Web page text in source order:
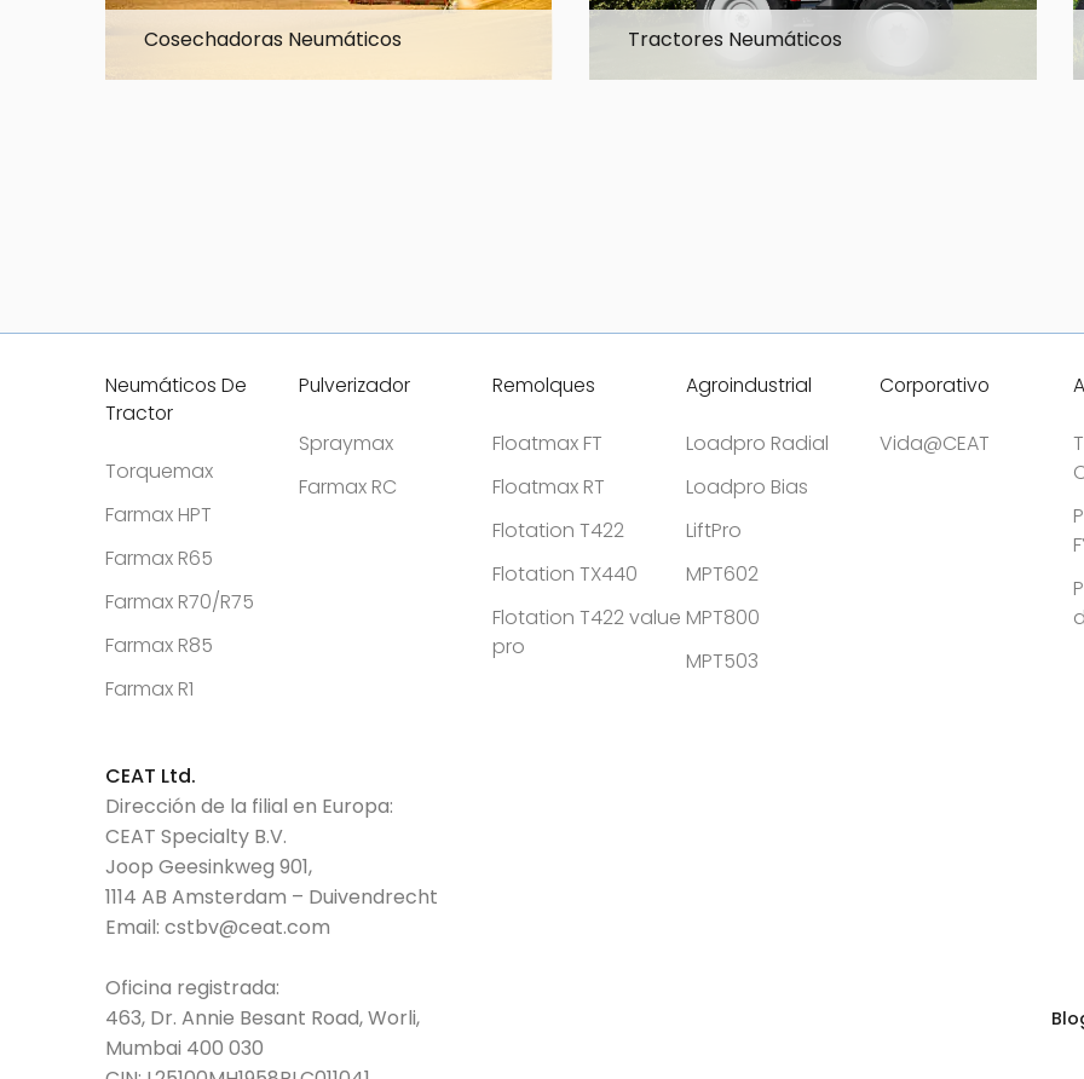
Cosechadoras Neumáticos Tractores Neumáticos
Neumáticos De
Tractor
Torquemax
Farmax HPT
Farmax R65
Farmax R70/R75
Farmax R85
Farmax R1
Pulverizador
Spraymax
Farmax RC
Remolques
Floatmax FT
Floatmax RT
Flotation T422
Flotation TX440
Flotation T422 value
pro
Agroindustrial
Loadpro Radial
Loadpro Bias
LiftPro
MPT602
MPT800
MPT503
Corporativo
Vida@CEAT
CEAT Ltd.
Dirección de la filial en Europa:
CEAT Specialty B.V.
Joop Geesinkweg 901,
1114 AB Amsterdam – Duivendrecht
Email: cstbv@ceat.com
Oficina registrada:
463, Dr. Annie Besant Road, Worli,
Mumbai 400 030